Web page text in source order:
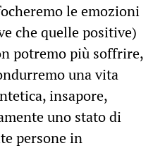
le emozioni
che quelle positive)
potremo più soffrire,
una vita
insapore,
uno stato di
persone in